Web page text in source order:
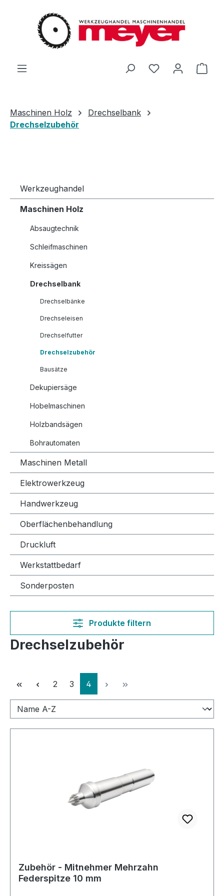
Zum Hauptinhalt springen
Du hast 0
Maschinen Holz
Drechselbank
Drechselzubehör
Werkzeughandel
Maschinen Holz
Absaugtechnik
Schleifmaschinen
Kreissägen
Drechselbank
Drechselbänke
Drechseleisen
Drechselfutter
Drechselzubehör
Bausätze
Dekupiersäge
Hobelmaschinen
Holzbandsägen
Bohrautomaten
Maschinen Metall
Elektrowerkzeug
Handwerkzeug
Oberflächenbehandlung
Druckluft
Werkstattbedarf
Sonderposten
Produkte filtern
Drechselzubehör
Seite
2 Seite
3 Seite
4
Zubehör - Mitnehmer Mehrzahn
Federspitze 10 mm